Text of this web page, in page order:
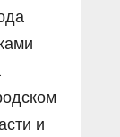
и